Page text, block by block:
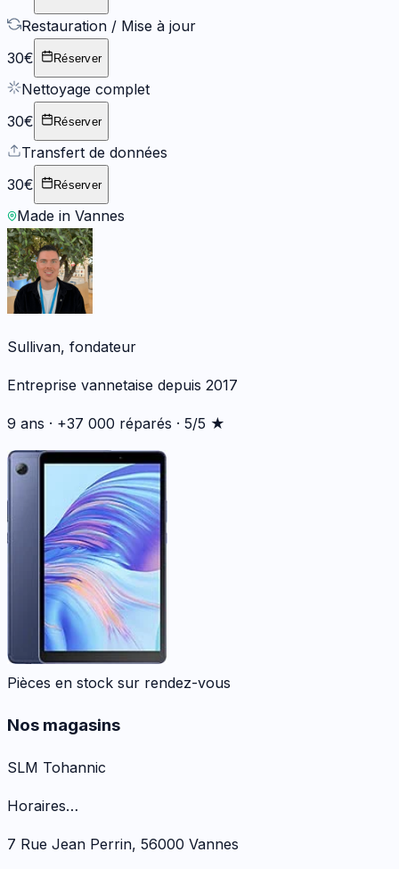
Restauration / Mise à jour
30€
Réserver
Nettoyage complet
30€
Réserver
Transfert de données
30€
Réserver
Made in Vannes
Sullivan, fondateur
Entreprise vannetaise depuis 2017
9 ans · +37 000 réparés · 5/5 ★
Pièces en stock sur rendez-vous
Nos magasins
SLM Tohannic
Horaires…
7 Rue Jean Perrin, 56000 Vannes